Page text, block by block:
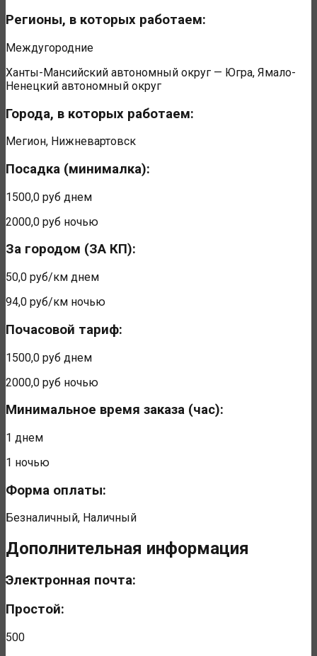
Регионы, в которых работаем:
Междугородние
Ханты-Мансийский автономный округ — Югра, Ямало-
Ненецкий автономный округ
Города, в которых работаем:
Мегион, Нижневартовск
Посадка (минималка):
1500,0 руб днем
2000,0 руб ночью
За городом (ЗА КП):
50,0 руб/км днем
94,0 руб/км ночью
Почасовой тариф:
1500,0 руб днем
2000,0 руб ночью
Минимальное время заказа (час):
1 днем
1 ночью
Форма оплаты:
Безналичный, Наличный
Дополнительная информация
Электронная почта:
Простой:
500